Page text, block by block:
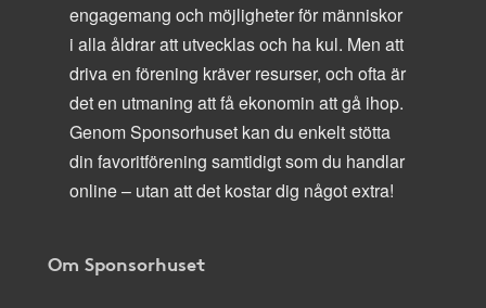
engagemang och möjligheter för människor
i alla åldrar att utvecklas och ha kul. Men att
driva en förening kräver resurser, och ofta är
det en utmaning att få ekonomin att gå ihop.
Genom Sponsorhuset kan du enkelt stötta
din favoritförening samtidigt som du handlar
online – utan att det kostar dig något extra!
Om Sponsorhuset